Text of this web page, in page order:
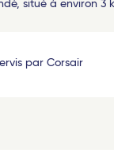
situé à environ
par Corsair